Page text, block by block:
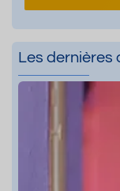
Les dernières